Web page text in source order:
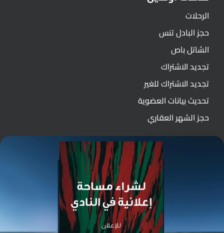
الرحلات
حجز البادل تنس
الشاتل باص
تجديد الاشتراك
تجديد الاشتراك للغير
تحديث بيانات العضوية
حجز الشهر العقاري